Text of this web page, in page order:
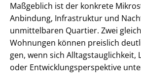
Maßgeblich ist der konkrete
Anbindung, Infrastruktur und
unmittelbaren Quartier. Zwei
Wohnungen können preislich
gen, wenn sich All­tags­taug­lich­keit,
oder Ent­wick­lungs­per­spek­ti­ve